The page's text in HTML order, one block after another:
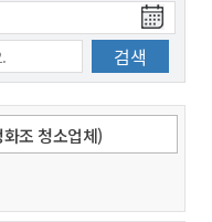
조 청소업체)